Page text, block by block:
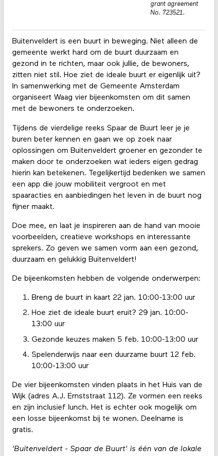
Buitenveldert is een buurt in beweging. Niet alleen de
gemeente werkt hard om de buurt duurzaam en
gezond in te richten, maar ook jullie, de bewoners,
zitten niet stil. Hoe ziet de ideale buurt er eigenlijk uit?
In samenwerking met de Gemeente Amsterdam
organiseert Waag vier bijeenkomsten om dit samen
met de bewoners te onderzoeken.
Tijdens de vierdelige reeks Spaar de Buurt leer je je
buren beter kennen en gaan we op zoek naar
oplossingen om Buitenveldert groener en gezonder te
maken door te onderzoeken wat ieders eigen gedrag
hierin kan betekenen. Tegelijkertijd bedenken we samen
een app die jouw mobiliteit vergroot en met
spaaracties en aanbiedingen het leven in de buurt nog
fijner maakt.
Doe mee, en laat je inspireren aan de hand van mooie
voorbeelden, creatieve workshops en interessante
sprekers. Zo geven we samen vorm aan een gezond,
duurzaam en gelukkig Buitenveldert!
De bijeenkomsten hebben de volgende onderwerpen:
Breng de buurt in kaart 22 jan. 10:00-13:00 uur
Hoe ziet de ideale buurt eruit? 29 jan. 10:00-
13:00 uur
Gezonde keuzes maken 5 feb. 10:00-13:00 uur
Spelenderwijs naar een duurzame buurt 12 feb.
10:00-13:00 uur
De vier bijeenkomsten vinden plaats in het Huis van de
Wijk (adres A.J. Ernststraat 112). Ze vormen een reeks
en zijn inclusief lunch. Het is echter ook mogelijk om
een losse bijeenkomst bij te wonen. Deelname is
gratis.
'Buitenveldert - Spaar de Buurt' is één van de lokale
grant agreement
No. 723521.